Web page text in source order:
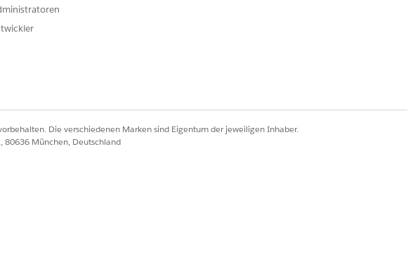
Die verschiedenen Marken sind Eigentum der jeweiligen Inhaber.
80636 München, Deutschland